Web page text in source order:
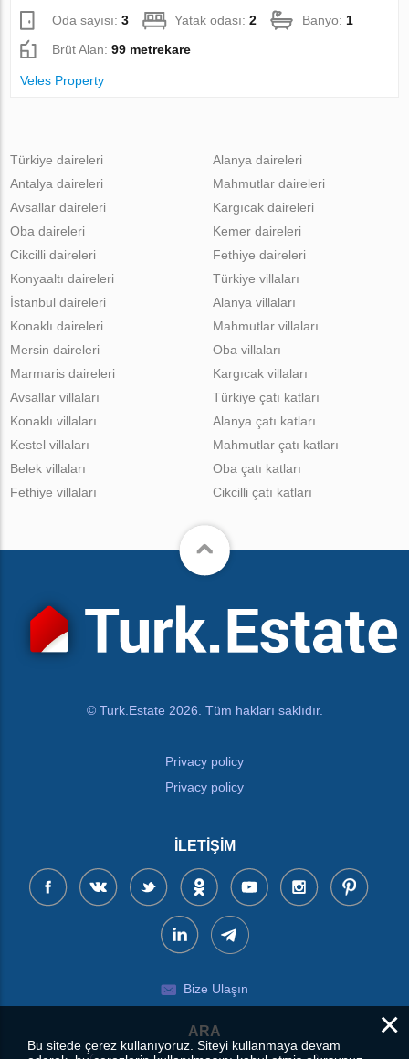
Oda sayısı:3 Yatak odası:2 Banyo: 1
Brüt Alan:99 metrekare
Veles Property
Türkiye daireleri
Antalya daireleri
Avsallar daireleri
Oba daireleri
Cikcilli daireleri
Alanya daireleri
Mahmutlar daireleri
Kargıcak daireleri
Kemer daireleri
Fethiye daireleri
Konyaaltı daireleri
İstanbul daireleri
Konaklı daireleri
Mersin daireleri
Marmaris daireleri
Türkiye villaları
Alanya villaları
Mahmutlar villaları
Oba villaları
Kargıcak villaları
Avsallar villaları
Konaklı villaları
Kestel villaları
Belek villaları
Fethiye villaları
Türkiye çatı katları
Alanya çatı katları
Mahmutlar çatı katları
Oba çatı katları
Cikcilli çatı katları
© Turk.Estate 2026. Tüm hakları saklıdır.
Privacy policy
Privacy policy
İLETIŞIM
Bize Ulaşın
ARA ×
Bu sitede çerez kullanıyoruz. Siteyi kullanmaya devam